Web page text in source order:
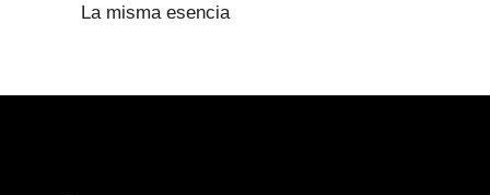
La misma esencia